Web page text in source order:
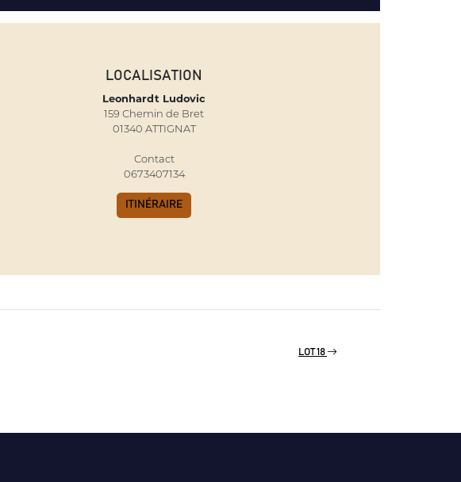
LOCALISATION
Leonhardt Ludovic
159 Chemin de Bret
01340 ATTIGNAT
Contact
0673407134
ITINÉRAIRE
LOT 18